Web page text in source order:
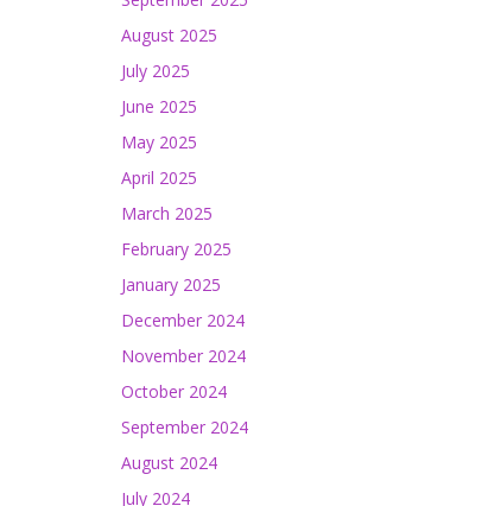
August 2025
July 2025
June 2025
May 2025
April 2025
March 2025
February 2025
January 2025
December 2024
November 2024
October 2024
September 2024
August 2024
July 2024